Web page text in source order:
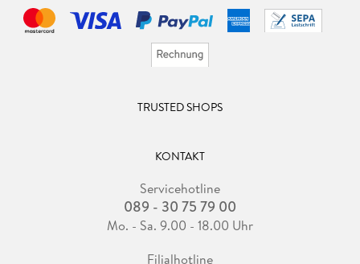
TRUSTED SHOPS
KONTAKT
Servicehotline
089 - 30 75 79 00
Mo. - Sa. 9.00 - 18.00 Uhr
Filialhotline